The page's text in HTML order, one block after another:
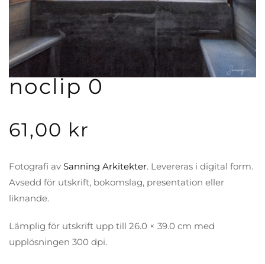
noclip 0
61,00 kr
Fotografi av Sanning Arkitekter. Levereras i digital form.
Avsedd för utskrift, bokomslag, presentation eller
liknande.
Lämplig för utskrift upp till 26.0 × 39.0 cm med
upplösningen 300 dpi.